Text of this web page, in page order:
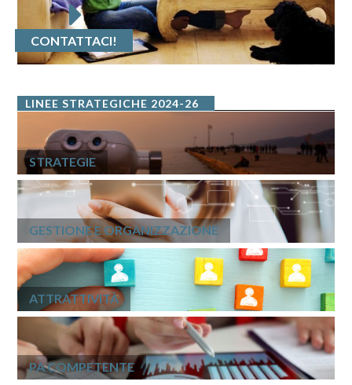
CONTATTACI!
LINEE STRATEGICHE 2024-26
STRATEGIE
GESTIONE E ORGANIZZAZIONE
ATTRATTIVITÀ
PA COMPETENTE